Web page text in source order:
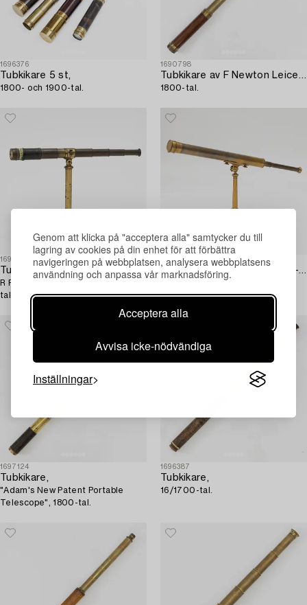
Genom att klicka på "acceptera alla" samtycker du till
lagring av cookies på din enhet för att förbättra
navigeringen på webbplatsen, analysera webbplatsens
användning och anpassa vår marknadsföring.
Acceptera alla
Avvisa icke-nödvändiga
Inställningar
1696376
Tubkikare 5 st,
1800- och 1900-tal.
1690798
Tubkikare av F Newton Leicester,
1800-tal.
1697257
Tubkikare på stativ,
R Field & Son Birmingham, 1800-
talets mitt.
1702882
Tubkikare på stativ. 18/1900-tal.
1697124
Tubkikare,
"Adam's New Patent Portable
Telescope", 1800-tal.
1696387
Tubkikare,
16/1700-tal.